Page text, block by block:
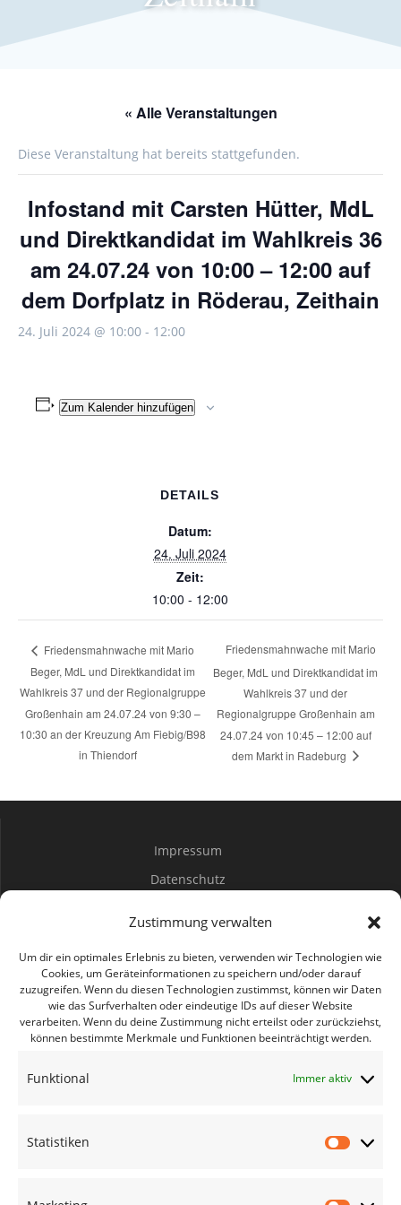
Zustimmung verwalten
Um dir ein optimales Erlebnis zu bieten, verwenden wir Technologien wie
Cookies, um Geräteinformationen zu speichern und/oder darauf
zuzugreifen. Wenn du diesen Technologien zustimmst, können wir Daten
wie das Surfverhalten oder eindeutige IDs auf dieser Website
verarbeiten. Wenn du deine Zustimmung nicht erteilst oder zurückziehst,
können bestimmte Merkmale und Funktionen beeinträchtigt werden.
Funktional Immer aktiv
Statistiken
« Alle Veranstaltungen
Diese Veranstaltung hat bereits stattgefunden.
Infostand mit Carsten Hütter, MdL
und Direktkandidat im Wahlkreis 36
am 24.07.24 von 10:00 – 12:00 auf
dem Dorfplatz in Röderau, Zeithain
24. Juli 2024 @ 10:00 - 12:00
Zum Kalender hinzufügen
DETAILS
Datum:
24. Juli 2024
Zeit:
10:00 - 12:00
Friedensmahnwache mit Mario
Beger, MdL und Direktkandidat im
Wahlkreis 37 und der Regionalgruppe
Großenhain am 24.07.24 von 9:30 –
10:30 an der Kreuzung Am Fiebig/B98
in Thiendorf
Friedensmahnwache mit Mario
Beger, MdL und Direktkandidat im
Wahlkreis 37 und der
Regionalgruppe Großenhain am
24.07.24 von 10:45 – 12:00 auf
dem Markt in Radeburg
Impressum
Datenschutz
Bürgerbüro Coswig
Bürgerbüro Lommatzsch